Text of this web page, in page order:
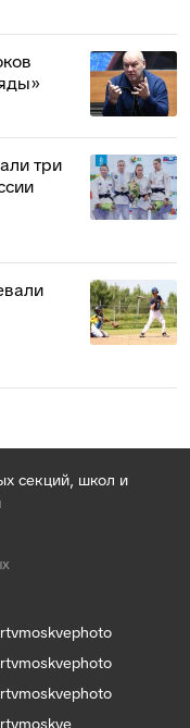
три
секций, школ и